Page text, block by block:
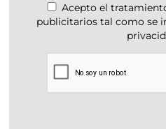
Acepto el
publicitarios tal como se